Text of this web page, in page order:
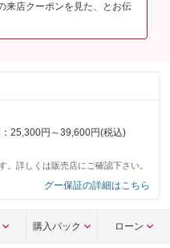
来店クーポンを見た、とお伝
25,300円～39,600円(税込)
詳しくは販売店にご確認下さい。
グー保証の詳細はこちら
購入パック ローン